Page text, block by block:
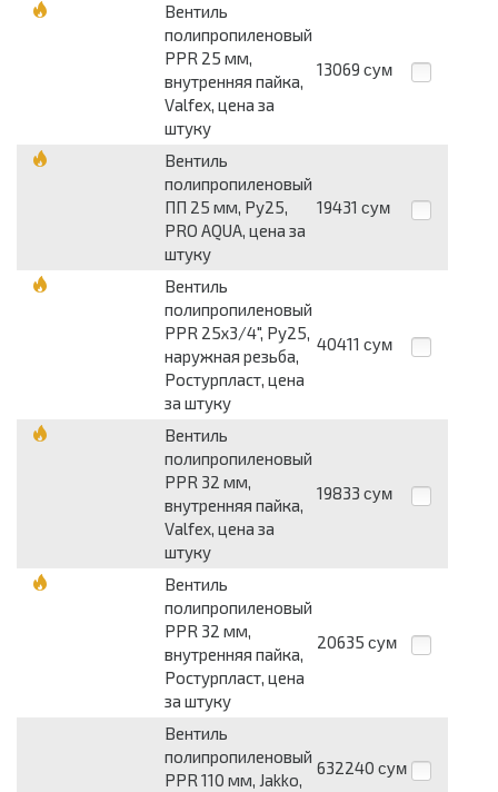
Вентиль
полипропиленовый
PPR 25 мм,
внутренняя пайка,
Valfex, цена за
штуку
13069 сум
Вентиль
полипропиленовый
ПП 25 мм, Ру25,
PRO AQUA, цена за
штуку
19431 сум
Вентиль
полипропиленовый
PPR 25х3/4", Ру25,
наружная резьба,
Ростурпласт, цена
за штуку
40411 сум
Вентиль
полипропиленовый
PPR 32 мм,
внутренняя пайка,
Valfex, цена за
штуку
19833 сум
Вентиль
полипропиленовый
PPR 32 мм,
внутренняя пайка,
Ростурпласт, цена
за штуку
20635 сум
Вентиль
полипропиленовый
PPR 110 мм, Jakko,
632240 сум